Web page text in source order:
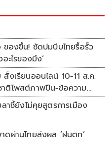
องขึ้น! ซัดปมบีบไทยรื้อรั้ว
ะไรของมึง’
งเรียนออนไลน์ 10-11 ส.ค.
ติโพสต์ภาพปืน-ข้อความ
าชี้ยังไม่คุยสูตรการเมือง
ดผ่านไทยส่งผล ‘ฝนตก’